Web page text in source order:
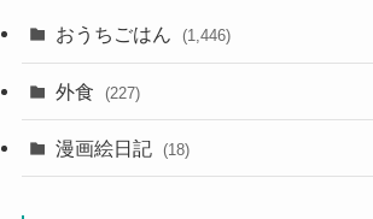
おうちごはん (1,446)
外食 (227)
漫画絵日記 (18)